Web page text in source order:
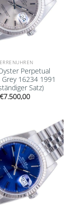
Perpetual
16234 1991
Satz)
€7.500,00
Add to
wishlist